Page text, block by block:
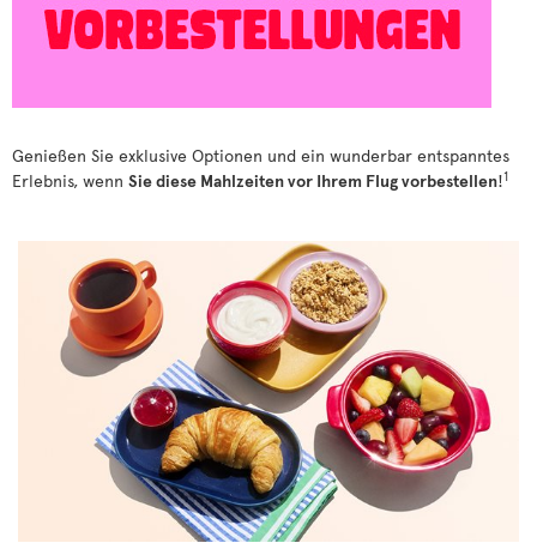
Genießen Sie exklusive Optionen und ein wunderbar entspanntes
Erlebnis, wenn Sie diese Mahlzeiten vor Ihrem Flug vorbestellen!1